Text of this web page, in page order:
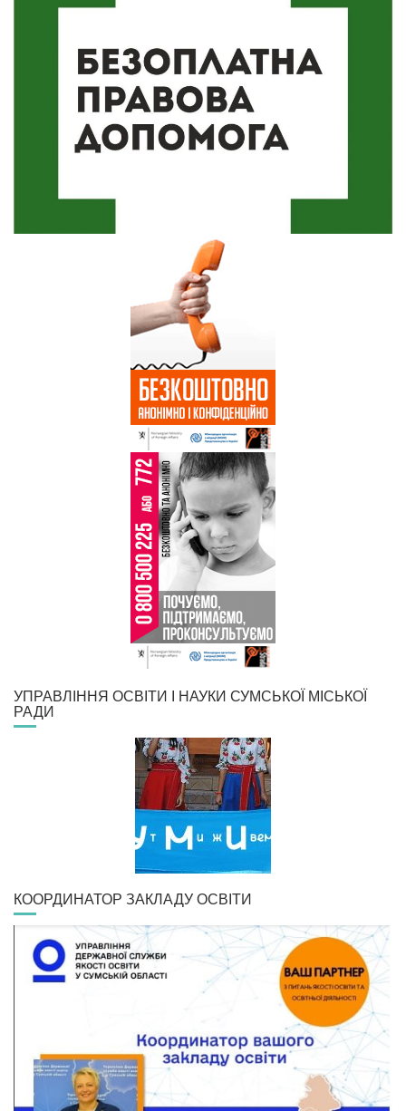
УПРАВЛІННЯ ОСВІТИ І НАУКИ СУМСЬКОЇ МІСЬКОЇ
РАДИ
КООРДИНАТОР ЗАКЛАДУ ОСВІТИ